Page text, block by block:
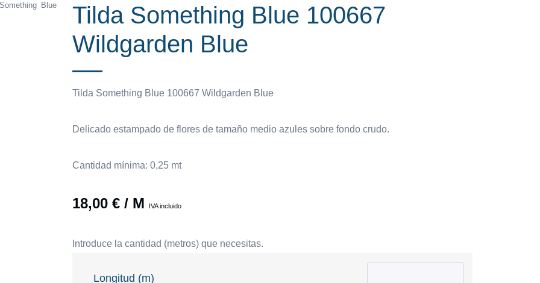
Blue
Tilda Something Blue 100667
Wildgarden Blue
Tilda Something Blue 100667 Wildgarden Blue
Delicado estampado de flores de tamaño medio azules sobre fondo crudo.
Cantidad mínima: 0,25 mt
18,00 € / M IVA incluido
Introduce la cantidad (metros) que necesitas.
Longitud (m)